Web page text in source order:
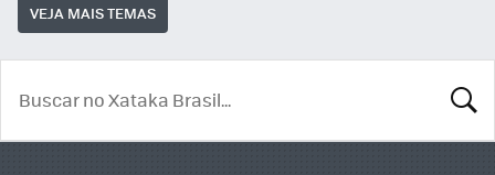
VEJA MAIS TEMAS